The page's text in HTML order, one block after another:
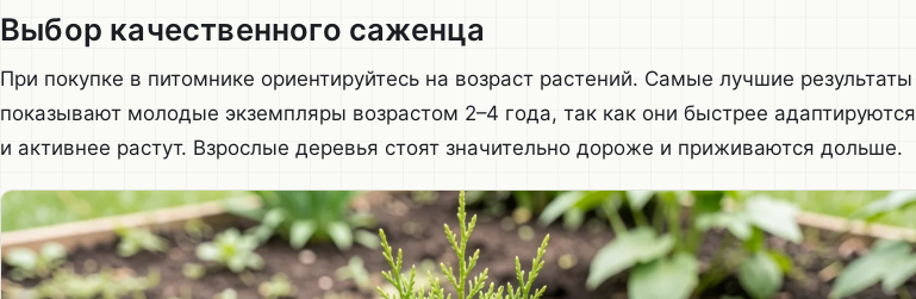
Выбор качественного саженца
При покупке в питомнике ориентируйтесь на возраст растений. Самые лучшие результаты
показывают молодые экземпляры возрастом 2–4 года, так как они быстрее адаптируются
и активнее растут. Взрослые деревья стоят значительно дороже и приживаются дольше.